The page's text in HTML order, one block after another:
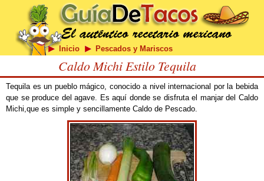
Inicio Pescados y Mariscos
Caldo Michi Estilo Tequila
Tequila es un pueblo mágico, conocido a nivel internacional por la bebida
que se produce del agave. Es aquí donde se disfruta el manjar del Caldo
Michi,que es simple y sencillamente Caldo de Pescado.